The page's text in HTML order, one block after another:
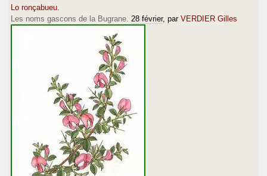
Lo ronçabueu.
Les noms gascons de la Bugrane. 28 février, par VERDIER Gilles